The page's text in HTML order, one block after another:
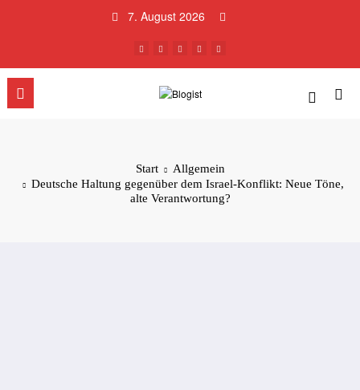
7. August 2026
Start
Allgemein
Deutsche Haltung gegenüber dem Israel-Konflikt: Neue Töne,
alte Verantwortung?